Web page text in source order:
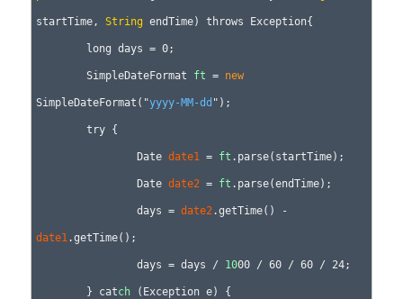
startTime, String endTime) throws Exception{
	SimpleDateFormat
ft = new
SimpleDateFormat("yyyy-MM-dd ");
		Date
date1 = ft .parse(startTime);
		Date
date2 = ft .parse(endTime);
		days =
date2
date1 .getTime();
		days = days /
1000 / 60 / 60 / 24;
	} cat
ch (Exception e) {